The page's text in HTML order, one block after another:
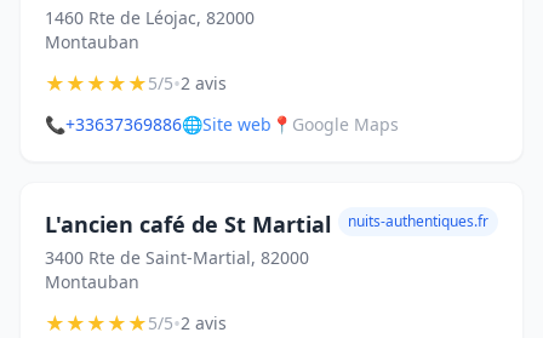
1460 Rte de Léojac, 82000
Montauban
★★★★★5/5•2 avis
📞+33637369886🌐Site web 📍 Google Maps
L'ancien café de St Martial
3400 Rte de Saint-Martial, 82000
Montauban
nuits-authentiques.fr
★★★★★5/5•2 avis